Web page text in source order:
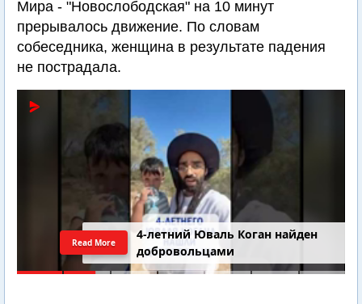
Мира - "Новослободская" на 10 минут
прерывалось движение. По словам
собеседника, женщина в результате падения
не пострадала.
4-летний Юваль Коган найден
добровольцами
Read More